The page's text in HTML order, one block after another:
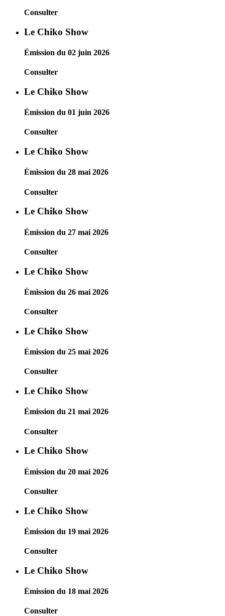
Consulter
Le Chiko Show
Émission du 02 juin 2026
Consulter
Le Chiko Show
Émission du 01 juin 2026
Consulter
Le Chiko Show
Émission du 28 mai 2026
Consulter
Le Chiko Show
Émission du 27 mai 2026
Consulter
Le Chiko Show
Émission du 26 mai 2026
Consulter
Le Chiko Show
Émission du 25 mai 2026
Consulter
Le Chiko Show
Émission du 21 mai 2026
Consulter
Le Chiko Show
Émission du 20 mai 2026
Consulter
Le Chiko Show
Émission du 19 mai 2026
Consulter
Le Chiko Show
Émission du 18 mai 2026
Consulter